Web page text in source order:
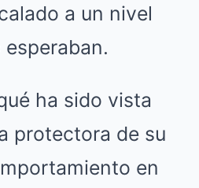
a un nivel
ha sido vista
protectora de su
en